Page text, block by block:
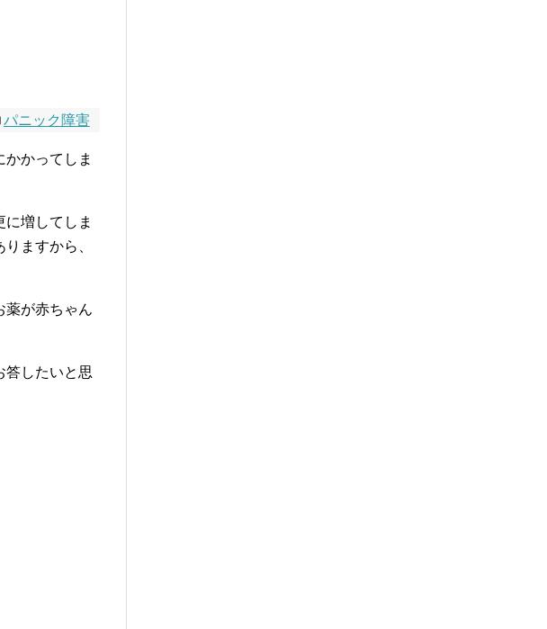
パニック障害
かってしま
増してしま
ますから、
薬が赤ちゃん
答したいと思